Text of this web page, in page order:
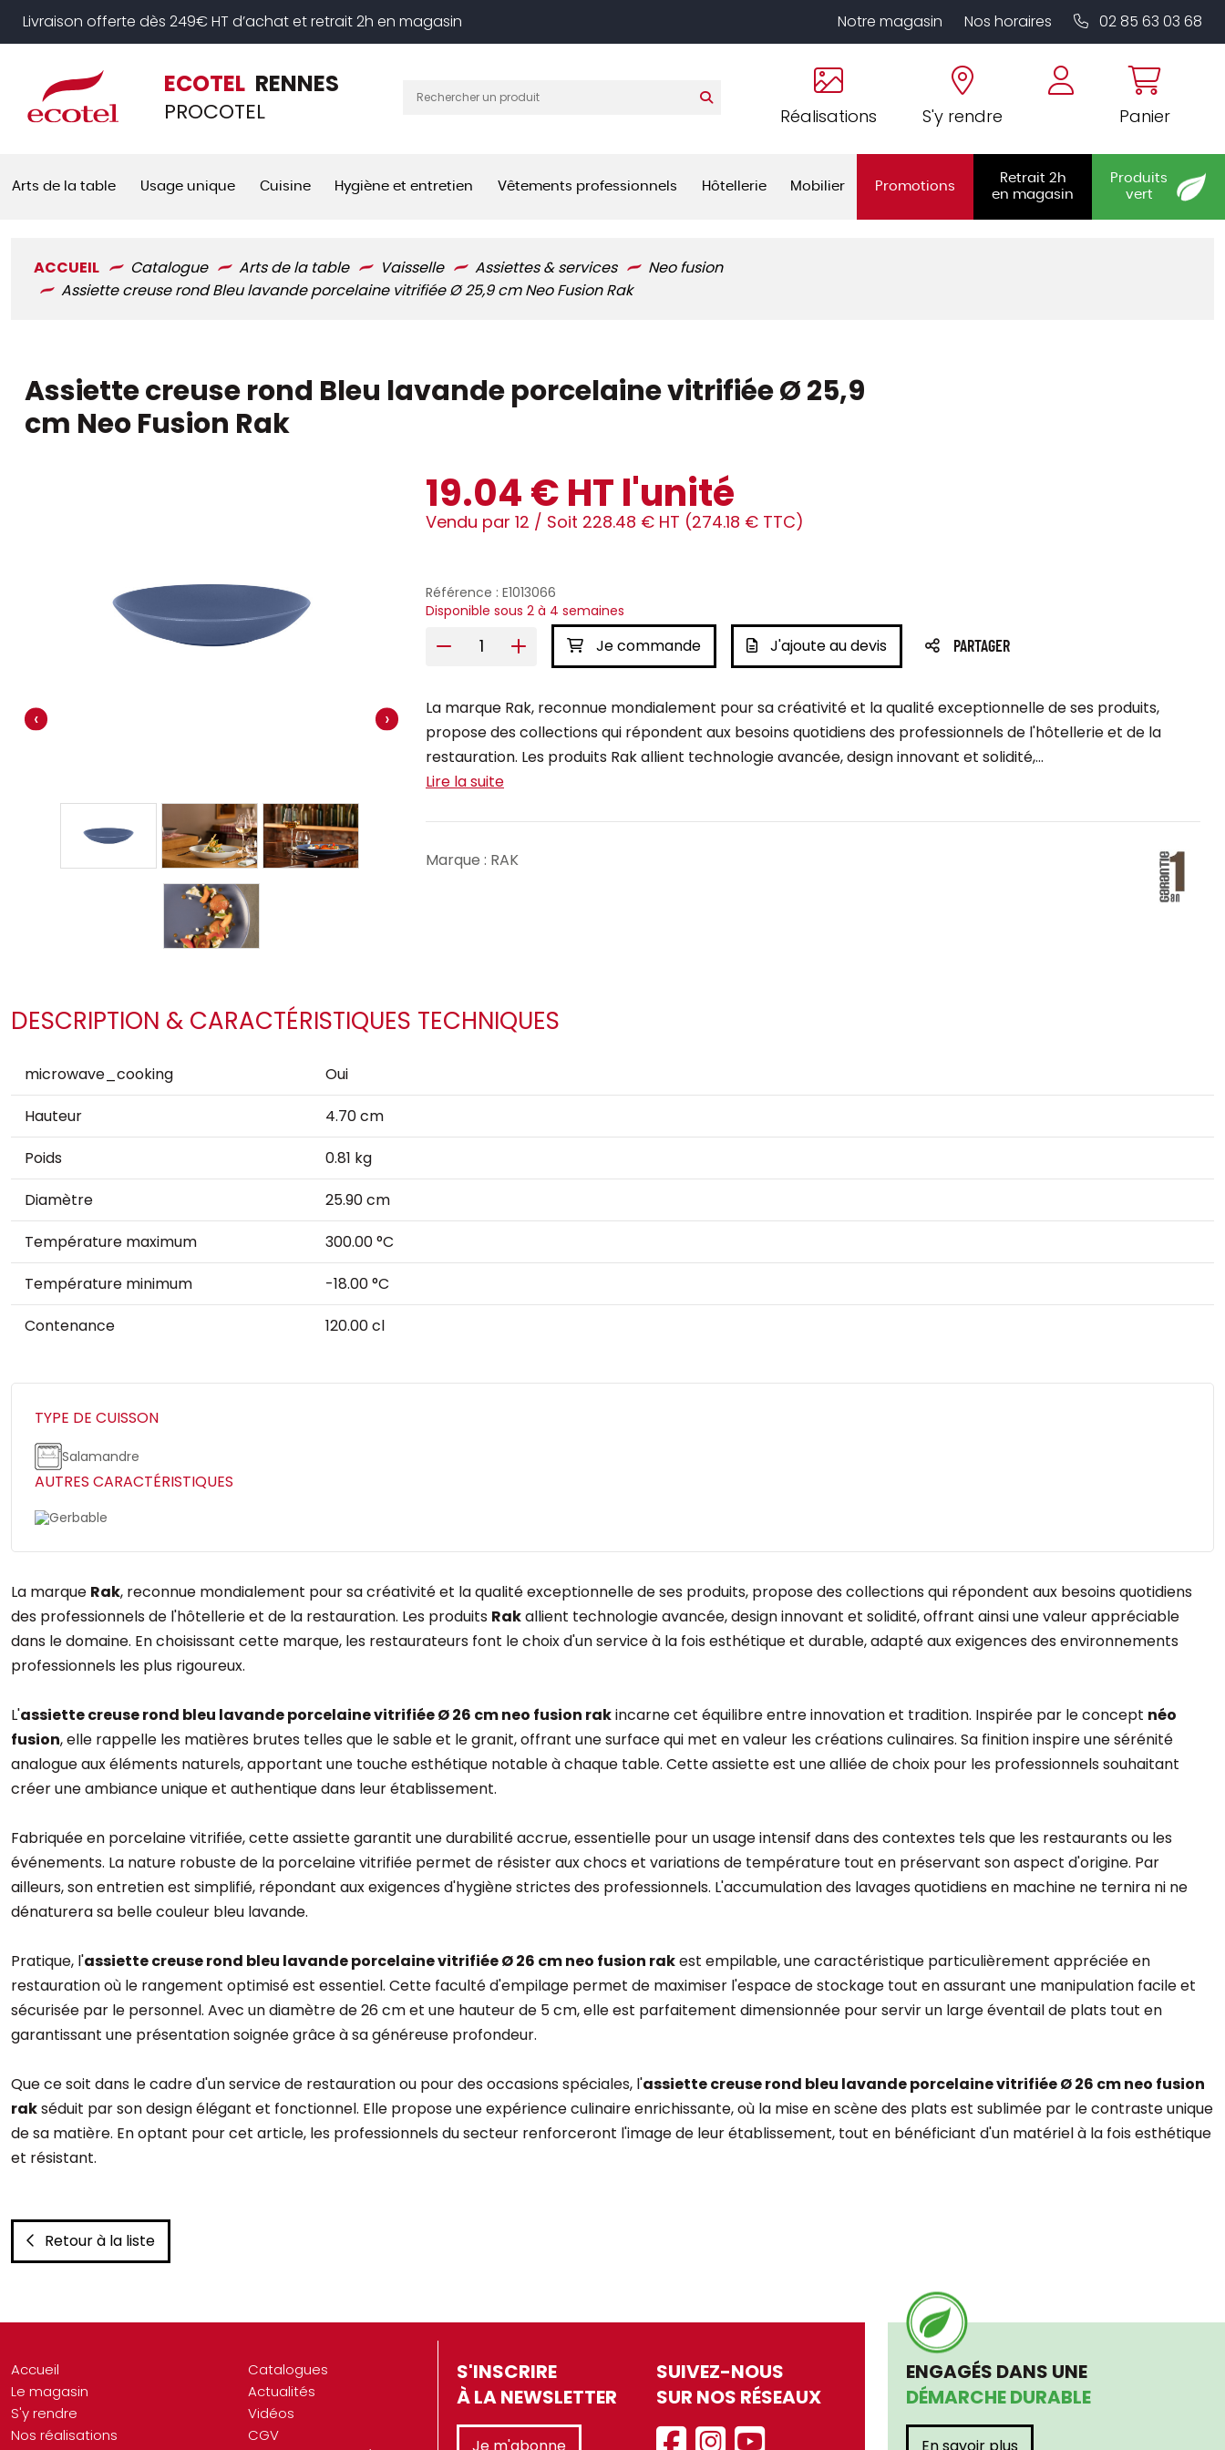
Livraison offerte dès 249€ HT d’achat et retrait 2h en magasin Notre magasin Nos horaires 02 85 63 03 68
ECOTEL RENNES
PROCOTEL Réalisations S'y rendre Panier
Arts de la table Usage unique Cuisine Hygiène et entretien Vêtements professionnels Hôtellerie Mobilier Promotions
Retrait 2h
en magasin
Produits
vert
ACCUEIL Catalogue Arts de la table Vaisselle Assiettes & services
Neo fusion
Assiette creuse rond Bleu lavande porcelaine vitrifiée Ø 25,9 cm Neo Fusion Rak
Assiette creuse rond Bleu lavande porcelaine vitrifiée Ø 25,9
cm Neo Fusion Rak
‹ ›
19.04 € HT l'unité
Vendu par 12 / Soit 228.48 € HT (274.18 € TTC)
Référence : E1013066
Disponible sous 2 à 4 semaines
Je commande J'ajoute au devis PARTAGER
La marque Rak, reconnue mondialement pour sa créativité et la qualité exceptionnelle de ses produits,
propose des collections qui répondent aux besoins quotidiens des professionnels de l'hôtellerie et de la
restauration. Les produits Rak allient technologie avancée, design innovant et solidité,...
Lire la suite
Marque : RAK
DESCRIPTION & CARACTÉRISTIQUES TECHNIQUES
microwave_cooking
Oui
Hauteur
4.70 cm
Poids
0.81 kg
Diamètre
25.90 cm
Température maximum
300.00 °C
Température minimum
-18.00 °C
Contenance
120.00 cl
TYPE DE CUISSON
Salamandre
AUTRES CARACTÉRISTIQUES
Gerbable
La marque Rak, reconnue mondialement pour sa créativité et la qualité exceptionnelle de ses produits, propose des collections qui répondent aux besoins quotidiens
des professionnels de l'hôtellerie et de la restauration. Les produits Rakallient technologie avancée, design innovant et solidité, offrant ainsi une valeur appréciable
dans le domaine. En choisissant cette marque, les restaurateurs font le choix d'un service à la fois esthétique et durable, adapté aux exigences des environnements
professionnels les plus rigoureux.
L'assiette creuse rond bleu lavande porcelaine vitrifiée Ø 26 cm neo fusion rakincarne cet équilibre entre innovation et tradition. Inspirée par le concept néo
fusion, elle rappelle les matières brutes telles que le sable et le granit, offrant une surface qui met en valeur les créations culinaires. Sa finition inspire une sérénité
analogue aux éléments naturels, apportant une touche esthétique notable à chaque table. Cette assiette est une alliée de choix pour les professionnels souhaitant
créer une ambiance unique et authentique dans leur établissement.
Fabriquée en porcelaine vitrifiée, cette assiette garantit une durabilité accrue, essentielle pour un usage intensif dans des contextes tels que les restaurants ou les
événements. La nature robuste de la porcelaine vitrifiée permet de résister aux chocs et variations de température tout en préservant son aspect d'origine. Par
ailleurs, son entretien est simplifié, répondant aux exigences d'hygiène strictes des professionnels. L'accumulation des lavages quotidiens en machine ne ternira ni ne
dénaturera sa belle couleur bleu lavande.
Pratique, l'assiette creuse rond bleu lavande porcelaine vitrifiée Ø 26 cm neo fusion rakest empilable, une caractéristique particulièrement appréciée en
restauration où le rangement optimisé est essentiel. Cette faculté d'empilage permet de maximiser l'espace de stockage tout en assurant une manipulation facile et
sécurisée par le personnel. Avec un diamètre de 26 cm et une hauteur de 5 cm, elle est parfaitement dimensionnée pour servir un large éventail de plats tout en
garantissant une présentation soignée grâce à sa généreuse profondeur.
Que ce soit dans le cadre d'un service de restauration ou pour des occasions spéciales, l'assiette creuse rond bleu lavande porcelaine vitrifiée Ø 26 cm neo fusion
rakséduit par son design élégant et fonctionnel. Elle propose une expérience culinaire enrichissante, où la mise en scène des plats est sublimée par le contraste unique
de sa matière. En optant pour cet article, les professionnels du secteur renforceront l'image de leur établissement, tout en bénéficiant d'un matériel à la fois esthétique
et résistant.
Retour à la liste
Accueil
Le magasin
S'y rendre
Nos réalisations
Catalogues
Actualités
Vidéos
CGV
S'INSCRIRE
À LA NEWSLETTER
SUIVEZ-NOUS
SUR NOS RÉSEAUX
ENGAGÉS DANS UNE
DÉMARCHE DURABLE
Panneau de gestion des cookies